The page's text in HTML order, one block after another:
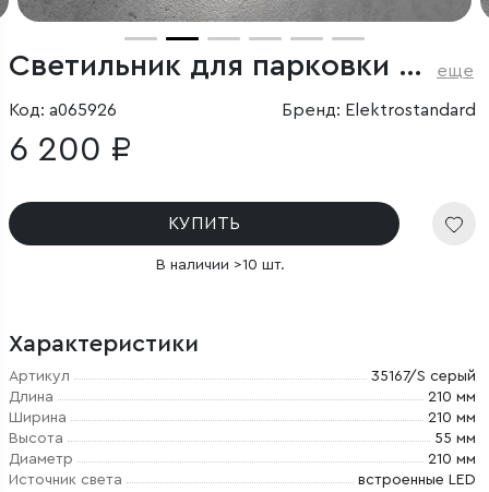
Светильник для парковки светодиодный Park серый еще
Код: a065926 Бренд: Elektrostandard
6 200 ₽
КУПИТЬ
В наличии >10 шт.
Характеристики
Артикул
35167/S серый
Длина
210 мм
Ширина
210 мм
Высота
55 мм
Диаметр
210 мм
Источник света
встроенные LED